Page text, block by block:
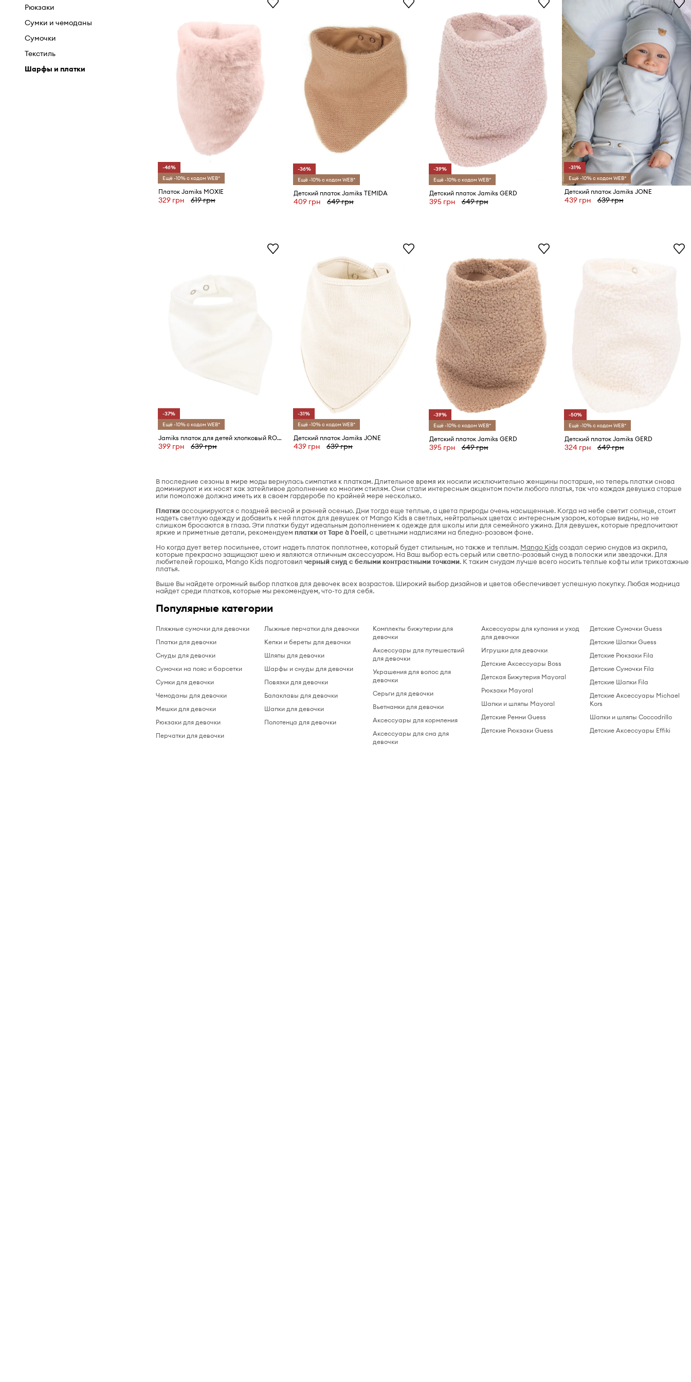
Рюкзаки
Сумки и чемоданы
Текстиль
Шарфы и платки
Рюкзаки
Сумки и чемоданы
Сумочки
Текстиль
Шарфы и платки
-46%
Ещё -10% с кодом WEB*
Платок Jamiks MOXIE
329 грн 619 грн
-36%
Ещё -10% с кодом WEB*
Детский платок Jamiks TEMIDA
409 грн 649 грн
-39%
Ещё -10% с кодом WEB*
Детский платок Jamiks GERD
395 грн 649 грн
-31%
Ещё -10% с кодом WEB*
Детский платок Jamiks JONE
439 грн 639 грн
-37%
Ещё -10% с кодом WEB*
Jamiks платок для детей хлопковый ROCIO
399 грн 639 грн
-31%
Ещё -10% с кодом WEB*
Детский платок Jamiks JONE
439 грн 639 грн
-39%
Ещё -10% с кодом WEB*
Детский платок Jamiks GERD
395 грн 649 грн
-50%
Ещё -10% с кодом WEB*
Детский платок Jamiks GERD
324 грн 649 грн
В последние сезоны в мире моды вернулась симпатия к платкам. Длительное время их носили исключительно женщины постарше, но теперь платки снова
доминируют и их носят как затейливое дополнение ко многим стилям. Они стали интересным акцентом почти любого платья, так что каждая девушка старше
или помоложе должна иметь их в своем гардеробе по крайней мере несколько.
Платкиассоциируются с поздней весной и ранней осенью. Дни тогда еще теплые, а цвета природы очень насыщенные. Когда на небе светит солнце, стоит
надеть светлую одежду и добавить к ней платок для девушек от Mango Kids в светлых, нейтральных цветах с интересным узором, которые видны, но не
слишком бросаются в глаза. Эти платки будут идеальным дополнением к одежде для школы или для семейного ужина. Для девушек, которые предпочитают
яркие и приметные детали, рекомендуемплатки от Tape à l'oeil, с цветными надписями на бледно-розовом фоне.
Но когда дует ветер посильнее, стоит надеть платок поплотнее, который будет стильным, но также и теплым. Mango Kidsсоздал серию снудов из акрила,
которые прекрасно защищают шею и являются отличным аксессуаром. На Ваш выбор есть серый или светло-розовый снуд в полоски или звездочки. Для
любителей горошка, Mango Kids подготовилчерный снуд с белыми контрастными точками. К таким снудам лучше всего носить теплые кофты или трикотажные
платья.
Выше Вы найдете огромный выбор платков для девочек всех возрастов. Широкий выбор дизайнов и цветов обеспечивает успешную покупку. Любая модница
найдет среди платков, которые мы рекомендуем, что-то для себя.
Популярные категории
Пляжные сумочки для девочки
Платки для девочки
Снуды для девочки
Сумочки на пояс и барсетки
Сумки для девочки
Чемоданы для девочки
Мешки для девочки
Рюкзаки для девочки
Перчатки для девочки
Лыжные перчатки для девочки
Кепки и береты для девочки
Шляпы для девочки
Шарфы и снуды для девочки
Повязки для девочки
Балаклавы для девочки
Шапки для девочки
Полотенца для девочки
Комплекты бижутерии для
девочки
Аксессуары для путешествий
для девочки
Украшения для волос для
девочки
Серьги для девочки
Вьетнамки для девочки
Аксессуары для кормления
Аксессуары для сна для
девочки
Аксессуары для купания и уход
для девочки
Игрушки для девочки
Детские Аксессуары Boss
Детская Бижутерия Mayoral
Рюкзаки Mayoral
Шапки и шляпы Mayoral
Детские Ремни Guess
Детские Рюкзаки Guess
Детские Сумочки Guess
Детские Шапки Guess
Детские Рюкзаки Fila
Детские Сумочки Fila
Детские Шапки Fila
Детские Аксессуары Michael
Kors
Шапки и шляпы Coccodrillo
Детские Аксессуары Effiki